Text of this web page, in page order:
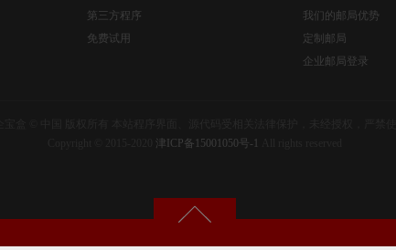
第三方程序
免费试用
我们的邮局优势
定制邮局
企业邮局登录
津ICP备15001050号-1